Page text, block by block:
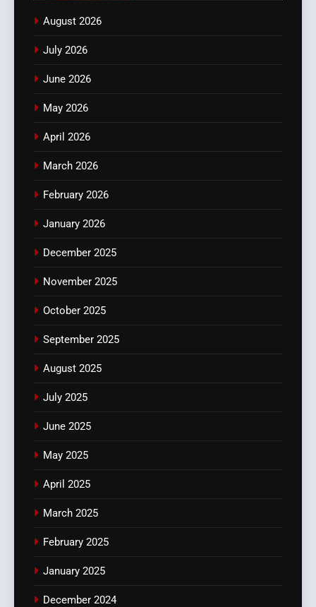
August 2026
July 2026
June 2026
May 2026
April 2026
March 2026
February 2026
January 2026
December 2025
November 2025
October 2025
September 2025
August 2025
July 2025
June 2025
May 2025
April 2025
March 2025
February 2025
January 2025
December 2024